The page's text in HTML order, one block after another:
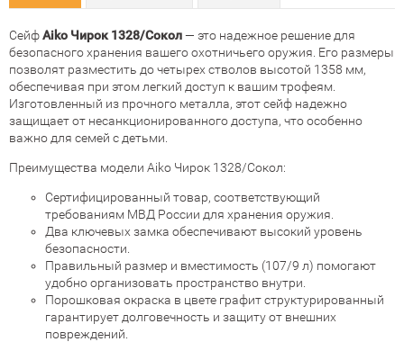
СейфAiko Чирок 1328/Сокол— это надежное решение для
безопасного хранения вашего охотничьего оружия. Его размеры
позволят разместить до четырех стволов высотой 1358 мм,
обеспечивая при этом легкий доступ к вашим трофеям.
Изготовленный из прочного металла, этот сейф надежно
защищает от несанкционированного доступа, что особенно
важно для семей с детьми.
Преимущества модели Aiko Чирок 1328/Сокол:
Сертифицированный товар, соответствующий
требованиям МВД России для хранения оружия.
Два ключевых замка обеспечивают высокий уровень
безопасности.
Правильный размер и вместимость (107/9 л) помогают
удобно организовать пространство внутри.
Порошковая окраска в цвете графит структурированный
гарантирует долговечность и защиту от внешних
повреждений.